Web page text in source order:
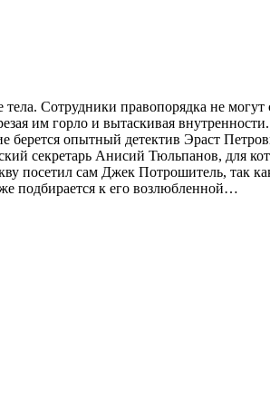
Сотрудники правопорядка не могут
им горло и вытаскивая
берется опытный детектив Эраст
секретарь Анисий Тюльпанов, для
посетил сам Джек Потрошитель, так
подбирается к его возлюбленной…